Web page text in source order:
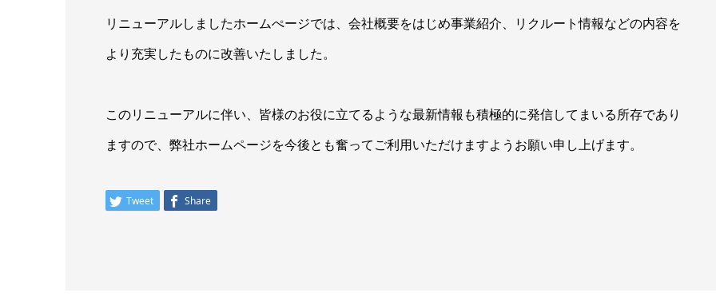
リニューアルしましたホームぺージでは、会社概要をはじめ事業紹介、リクルート情報などの内容を
より充実したものに改善いたしました。
このリニューアルに伴い、皆様のお役に立てるような最新情報も積極的に発信してまいる所存であり
ますので、弊社ホームページを今後とも奮ってご利用いただけますようお願い申し上げます。
Tweet Share